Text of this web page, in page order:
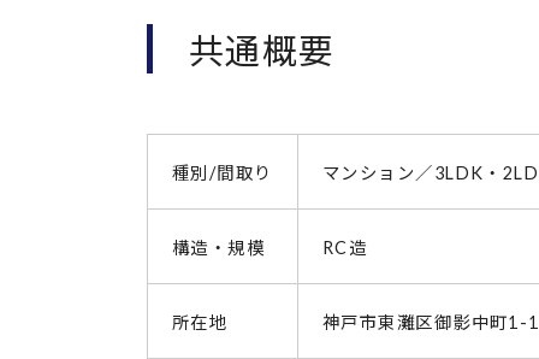
共通概要
種別/間取り マンション／3LDK・
構造・規模 RC造
所在地 神戸市東灘区御影中町1-